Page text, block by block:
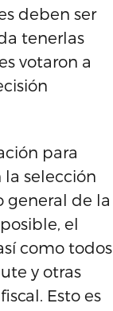
deben ser
tenerlas
votaron a
para
selección
general de la
el
como todos
y otras
Esto es